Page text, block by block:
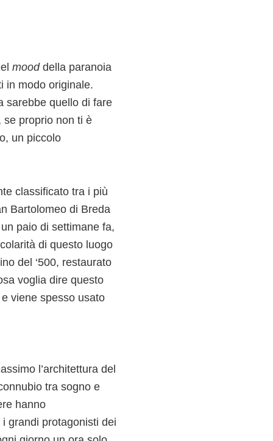
mooddella paranoia
in modo originale.
sarebbe quello di fare
se proprio non ti è
un piccolo
classificato tra i più
Bartolomeo di Breda
paio di settimane fa,
di questo luogo
del ‘500, restaurato
voglia dire questo
e viene spesso usato
l’architettura del
tra sogno e
hanno
grandi protagonisti dei